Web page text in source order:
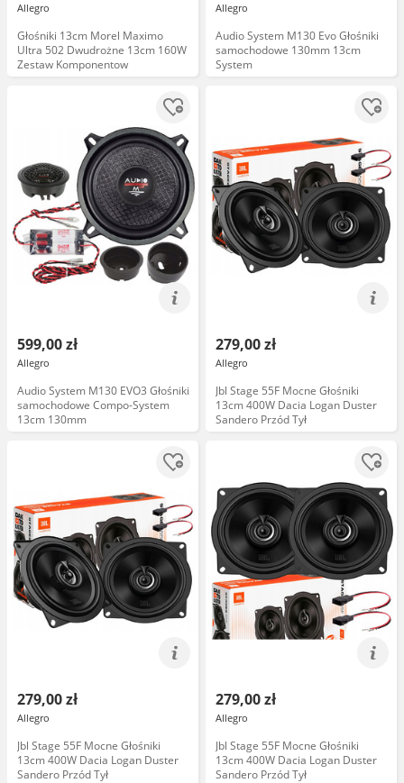
Allegro
Głośniki 13cm Morel Maximo
Ultra 502 Dwudrożne 13cm 160W
Zestaw Komponentow
Allegro
Audio System M130 Evo Głośniki
samochodowe 130mm 13cm
System
599,00 zł
Allegro
Audio System M130 EVO3 Głośniki
samochodowe Compo-System
13cm 130mm
279,00 zł
Allegro
Jbl Stage 55F Mocne Głośniki
13cm 400W Dacia Logan Duster
Sandero Przód Tył
279,00 zł
Allegro
Jbl Stage 55F Mocne Głośniki
13cm 400W Dacia Logan Duster
Sandero Przód Tył
279,00 zł
Allegro
Jbl Stage 55F Mocne Głośniki
13cm 400W Dacia Logan Duster
Sandero Przód Tył